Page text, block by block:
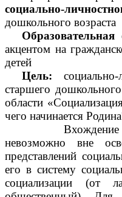
социально-
дошкольного возраста
Образовательная
акцентом на
детей
Цель: социально-
старшего
области
чего начинается
Вхождение
невозможно вне
представлений
его в систему
социализации